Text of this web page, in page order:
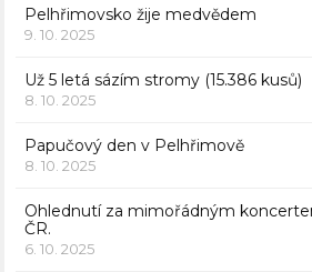
Pelhřimovsko žije medvědem
9. 10. 2025
Už 5 letá sázím stromy (15.386 kusů)
8. 10. 2025
Papučový den v Pelhřimově
8. 10. 2025
Ohlednutí za mimořádným
ČR.
6. 10. 2025